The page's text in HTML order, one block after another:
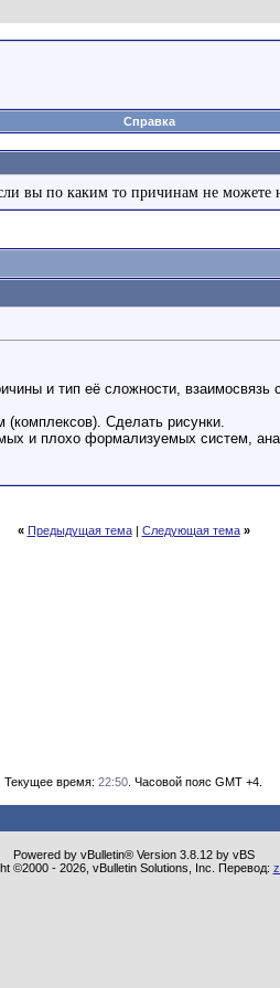
Справка
вы по каким то причинам не можете
и тип её сложности,
(комплексов). Сделать рисунки.
и плохо формализуемых систем,
« Предыдущая тема| Следующая тема »
Текущее время: 22:50 . Часовой пояс GMT +4.
Powered by vBulletin® Version 3.8.12 by vBS
©2000 - 2026, vBulletin Solutions, Inc. Перевод: